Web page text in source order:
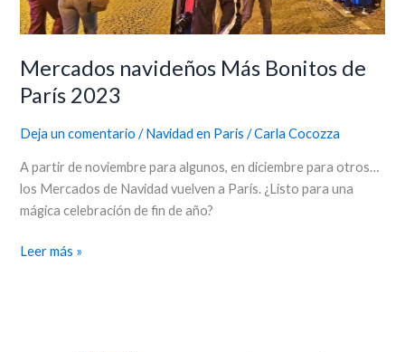
Mercados navideños Más Bonitos de
París 2023
Deja un comentario /Navidad en Paris /Carla Cocozza
A partir de noviembre para algunos, en diciembre para otros…
los Mercados de Navidad vuelven a París. ¿Listo para una
mágica celebración de fin de año?
Leer más »